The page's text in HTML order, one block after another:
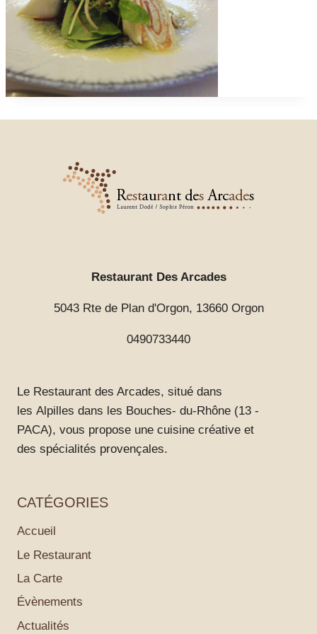
Restaurant Des Arcades
5043 Rte de Plan d'Orgon, 13660 Orgon
0490733440
Le Restaurant des Arcades, situé dans
les Alpilles dans les Bouches- du-Rhône (13 -
PACA), vous propose une cuisine créative et
des spécialités provençales.
CATÉGORIES
Accueil
Le Restaurant
La Carte
Évènements
Actualités